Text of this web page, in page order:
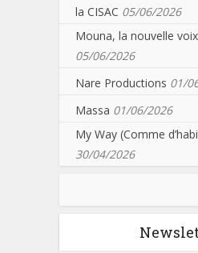
la CISAC 05/06/2026
Mouna, la nouvelle
05/06/2026
Nare Productions 01/
Massa 01/06/2026
My Way (Comme
30/04/2026